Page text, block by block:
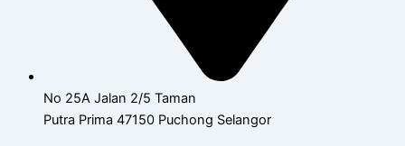
No 25A Jalan 2/5 Taman
Putra Prima 47150 Puchong Selangor